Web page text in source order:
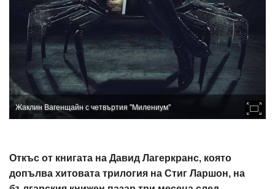
Жаклин Вагенщайн с четвъртия "Милениум"
Откъс от книгата на Давид Лагеркранс, която
допълва хитовата трилогия на Стиг Ларшон, на